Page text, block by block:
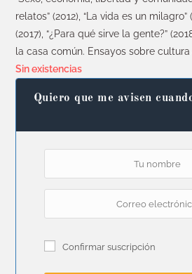
relatos” (2012), “La vida es un milagro”
(2017), “¿Para qué sirve la gente?”
la casa común. Ensayos sobre cultura
Sin existencias
Quiero que me avisen
Confirmar suscripción